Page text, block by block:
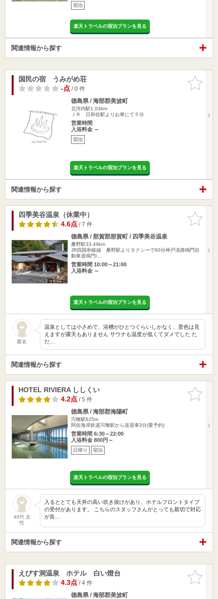
宿泊
楽天トラベルの宿泊プランを見る
関連情報から探す
お気に入
りに追加
国民の宿 うみがめ荘
-点/ 0 件
徳島県 / 海部郡美波町
北河内駅1.03km
ＪＲ 日和佐駅よりお車にて５分
営業時間
入浴料金 ～
宿泊
楽天トラベルの宿泊プランを見る
関連情報から探す
お気に入
りに追加
四季美谷温泉（休業中）
4.6点/ 7 件
徳島県 / 那賀郡那賀町 / 四季美谷温泉
桑野駅33.49km
JR四国牟岐線 桑野駅よりタクシーで60分神戸淡路鳴門自
動車道鳴門I…
営業時間 10:00～21:00
入浴料金 ～
楽天トラベルの宿泊プランを見る
匿名
温泉としては小さめで、浴槽がひとつぐらいしかなく、景色は見
えますが露天もありません サウナも温度が低くてダメでした た
だ…
関連情報から探す
お気に入
りに追加
HOTEL RIVIERA ししくい
4.2点/ 5 件
徳島県 / 海部郡海陽町
宍喰駅625m
阿佐海岸鉄道宍喰駅から送迎車3分(要予約)
営業時間 6:30～22:00
入浴料金 800円～
日帰り 宿泊
楽天トラベルの宿泊プランを見る
40代 女
性
入るととても天井の高い吹き抜けがあり、ホテルフロントタイプ
の受付があります。 こちらのスタッフさんがとっても親切で対応
が良…
関連情報から探す
お気に入
りに追加
えびす洞温泉 ホテル 白い燈台
4.3点/ 4 件
徳島県 / 海部郡美波町